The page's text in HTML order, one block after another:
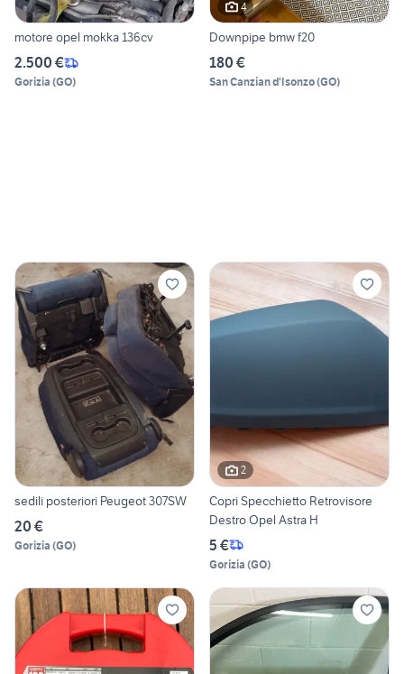
motore opel mokka 136cv
2.500 €
Gorizia (GO)
4
Downpipe bmw f20
180 €
San Canzian d'Isonzo(GO)
sedili posteriori Peugeot 307SW
20 €
Gorizia (GO)
2
Copri Specchietto Retrovisore
Destro Opel Astra H
5 €
Gorizia (GO)